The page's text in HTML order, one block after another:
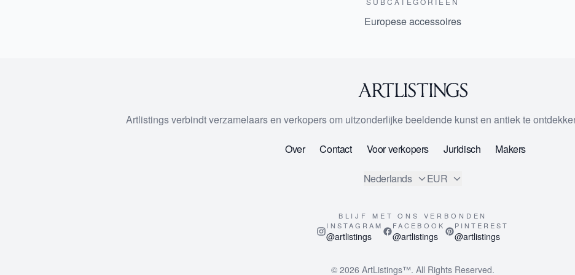
Europese accessoires
Artlistings verbindt verzamelaars en verkopers om uitzonderlijke beeldende kunst en antiek te
Over Contact Voor verkopers Juridisch Makers
Nederlands EUR
BLIJF MET ONS VERBONDEN
INSTAGRAM
@artlistings
FACEBOOK
@artlistings
PINTEREST
@artlistings
© 2026 ArtListings™. All Rights Reserved.